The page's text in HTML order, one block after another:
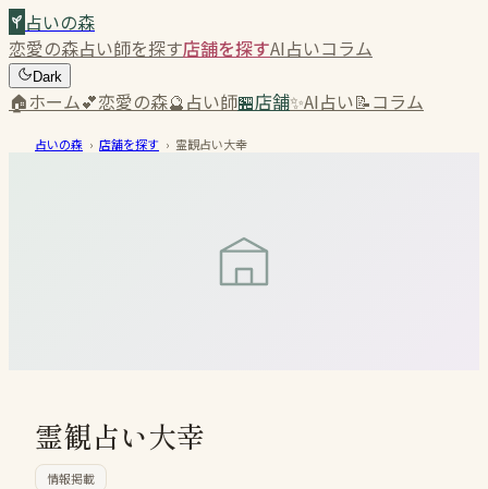
占いの森
恋愛の森占い師を探す店舗を探すAI占いコラム
Dark
🏠ホーム💕恋愛の森🔮占い師🏪店舗✨AI占い📝コラム
占いの森 › 店舗を探す › 霊観占い大幸
霊観占い大幸
情報掲載